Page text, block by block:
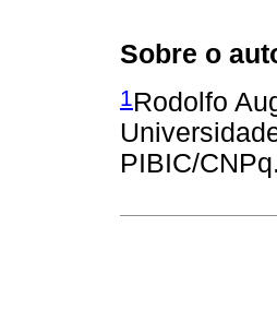
Sobre o
1 Rodolfo
PIBIC/CNPq.